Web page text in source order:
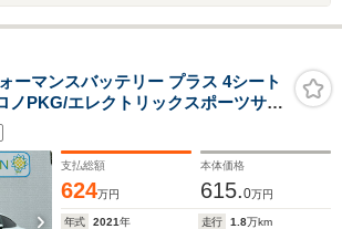
マンスバッテリー プラス 4シート
PKG/エレクトリックスポーツサウ
/革/ストレージPKG/純正ナビ/360度
ア
支払総額
624万円
本体価格
615.0万円
年式 2021年 走行 1.8万km